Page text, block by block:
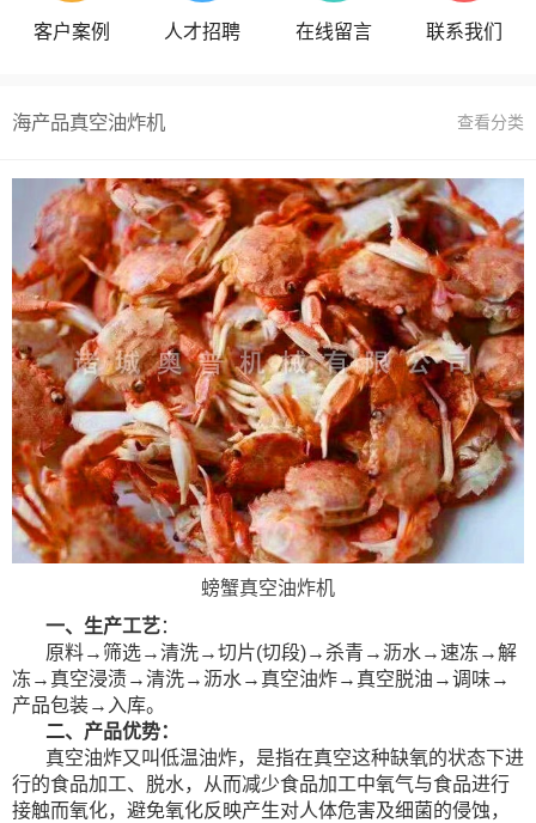
客户案例 人才招聘 在线留言 联系我们
海产品真空油炸机 查看分类
螃蟹真空油炸机
一、生产工艺：
原料→筛选→清洗→切片(切段)→杀青→沥水→速冻→解
冻→真空浸渍→清洗→沥水→真空油炸→真空脱油→调味→
产品包装→入库。
二、产品优势：
真空油炸又叫低温油炸，是指在真空这种缺氧的状态下进
行的食品加工、脱水，从而减少食品加工中氧气与食品进行
接触而氧化，避免氧化反映产生对人体危害及细菌的侵蚀，